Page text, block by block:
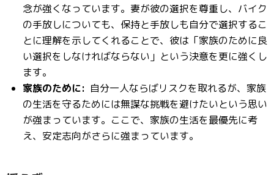
念が強くなっています。妻が彼の選択を尊重し、バイク
の手放しについても、保持と手放しも自分で選択するこ
とに理解を示してくれることで、彼は「家族のために良
い選択をしなければならない」という決意を更に強くし
ます。
家族のために: 自分一人ならばリスクを取れるが、家族
の生活を守るためには無謀な挑戦を避けたいという思い
が強まっています。ここで、家族の生活を最優先に考
え、安定志向がさらに強まっています。